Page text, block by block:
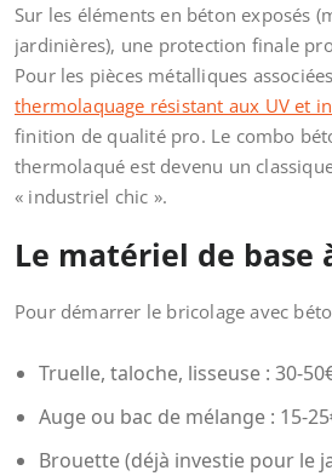
Sur les éléments en béton exposés
jardinières), une protection finale
Pour les pièces métalliques
thermolaquage résistant aux UV et
finition de qualité pro. Le combo
thermolaqué est devenu un
« industriel chic ».
Le matériel de base
Pour démarrer le bricolage avec
Truelle, taloche, lisseuse : 30-
Auge ou bac de mélange : 15-
Brouette (déjà investie pour le